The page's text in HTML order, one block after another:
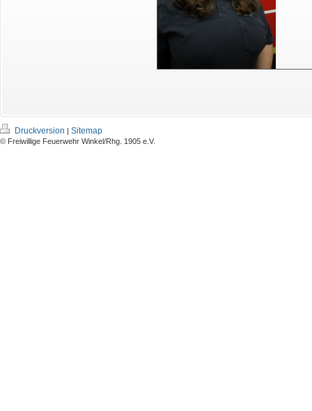
Druckversion | Sitemap
© Freiwillige Feuerwehr Winkel/Rhg. 1905 e.V.